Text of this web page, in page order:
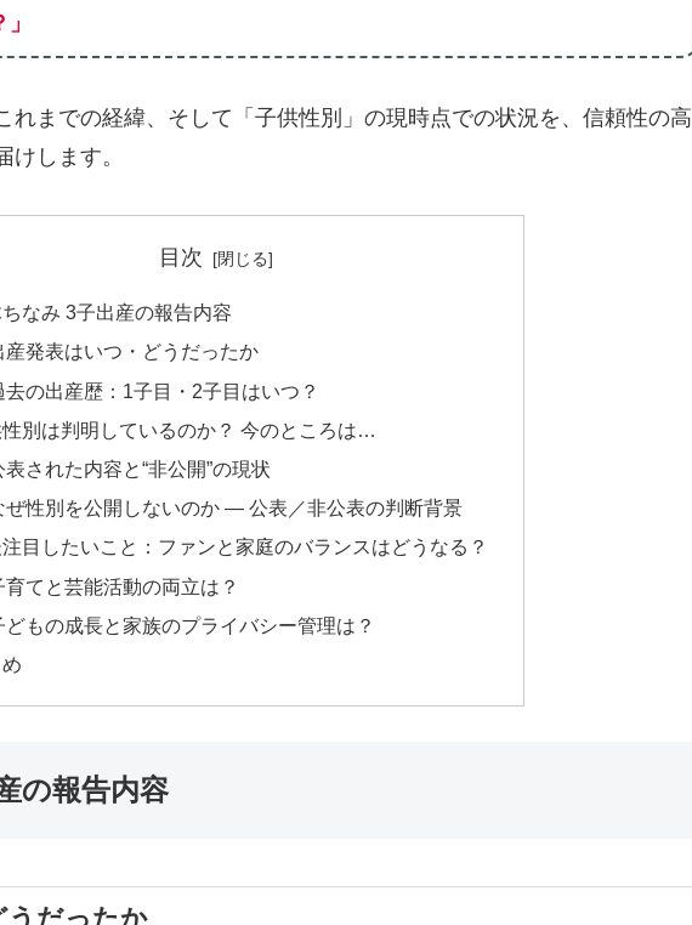
れまでの経緯、そして「子供性別」の現時点での状況を、信頼性の高
します。
目次
なみ 3子出産の報告内容
産発表はいつ・どうだったか
去の出産歴：1子目・2子目はいつ？
別は判明しているのか？ 今のところは…
表された内容と“非公開”の現状
ぜ性別を公開しないのか — 公表／非公表の判断背景
目したいこと：ファンと家庭のバランスはどうなる？
育てと芸能活動の両立は？
どもの成長と家族のプライバシー管理は？
の報告内容
うだったか